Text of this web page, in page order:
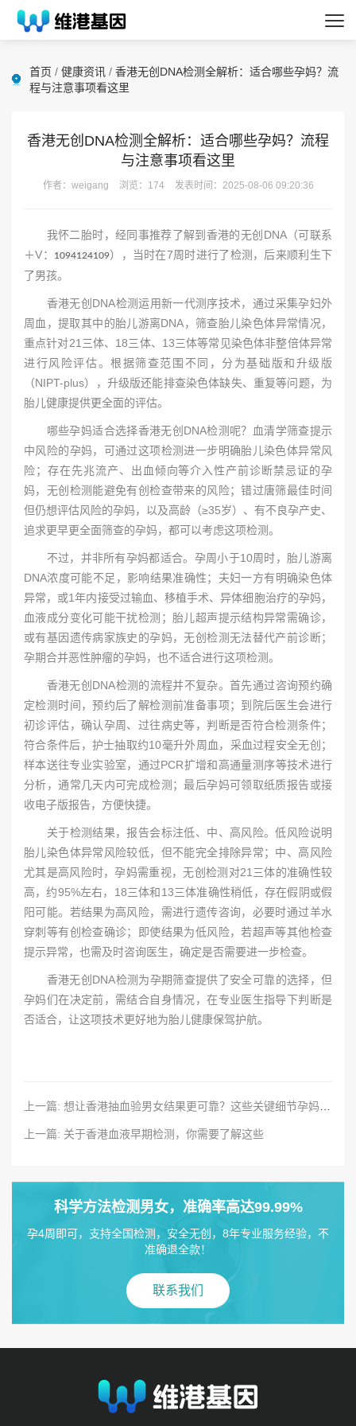
首页 / 健康资讯 / 香港无创DNA检测全解析：适合哪些孕妈？流
程与注意事项看这里
香港无创DNA检测全解析：适合哪些孕妈？流程
与注意事项看这里
作者：weigang 浏览：174 发表时间：2025-08-06 09:20:36
我怀二胎时，经同事推荐了解到香港的无创DNA（可联系
＋V：
1094124109），当时在7周时进行了检测，后来顺利生下
了男孩。
香港无创DNA检测运用新一代测序技术，通过采集孕妇外
周血，提取其中的胎儿游离DNA，筛查胎儿染色体异常情况，
重点针对21三体、18三体、13三体等常见染色体非整倍体异常
进行风险评估。根据筛查范围不同，分为基础版和升级版
（NIPT-plus），升级版还能排查染色体缺失、重复等问题，为
胎儿健康提供更全面的评估。
哪些孕妈适合选择香港无创DNA检测呢？血清学筛查提示
中风险的孕妈，可通过这项检测进一步明确胎儿染色体异常风
险；存在先兆流产、出血倾向等介入性产前诊断禁忌证的孕
妈，无创检测能避免有创检查带来的风险；错过唐筛最佳时间
但仍想评估风险的孕妈，以及高龄（≥35岁）、有不良孕产史、
追求更早更全面筛查的孕妈，都可以考虑这项检测。
不过，并非所有孕妈都适合。孕周小于10周时，胎儿游离
DNA浓度可能不足，影响结果准确性；夫妇一方有明确染色体
异常，或1年内接受过输血、移植手术、异体细胞治疗的孕妈，
血液成分变化可能干扰检测；胎儿超声提示结构异常需确诊，
或有基因遗传病家族史的孕妈，无创检测无法替代产前诊断；
孕期合并恶性肿瘤的孕妈，也不适合进行这项检测。
香港无创DNA检测的流程并不复杂。首先通过咨询预约确
定检测时间，预约后了解检测前准备事项；到院后医生会进行
初诊评估，确认孕周、过往病史等，判断是否符合检测条件；
符合条件后，护士抽取约10毫升外周血，采血过程安全无创；
样本送往专业实验室，通过PCR扩增和高通量测序等技术进行
分析，通常几天内可完成检测；最后孕妈可领取纸质报告或接
收电子版报告，方便快捷。
关于检测结果，报告会标注低、中、高风险。低风险说明
胎儿染色体异常风险较低，但不能完全排除异常；中、高风险
尤其是高风险时，孕妈需重视，无创检测对21三体的准确性较
高，约95%左右，18三体和13三体准确性稍低，存在假阴或假
阳可能。若结果为高风险，需进行遗传咨询，必要时通过羊水
穿刺等有创检查确诊；即使结果为低风险，若超声等其他检查
提示异常，也需及时咨询医生，确定是否需要进一步检查。
香港无创DNA检测为孕期筛查提供了安全可靠的选择，但
孕妈们在决定前，需结合自身情况，在专业医生指导下判断是
否适合，让这项技术更好地为胎儿健康保驾护航。
上一篇: 关于香港血液早期检测，你需要了解这些
科学方法检测男女，准确率高达99.99%
孕4周即可，支持全国检测，安全无创，8年专业服务经验，不
准确退全款！
联系我们